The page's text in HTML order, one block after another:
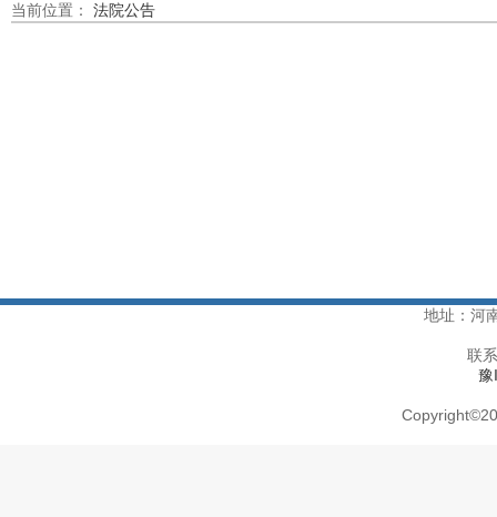
裁判文书
当前位置： 法院公告
地址：河
联
豫
Copyright©